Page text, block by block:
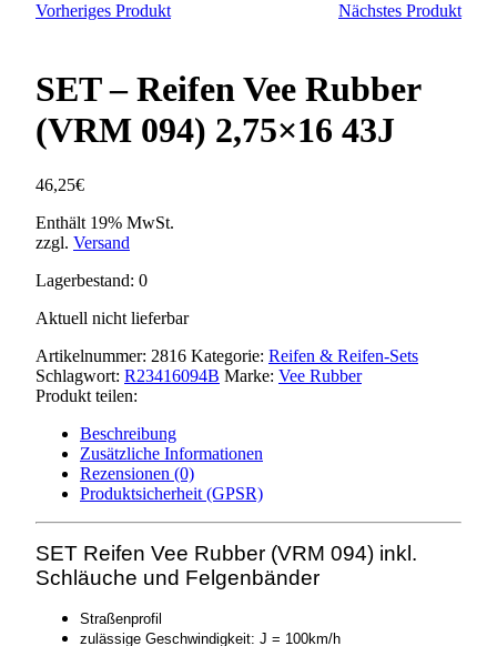
Vorheriges Produkt
Nächstes Produkt
SET – Reifen Vee Rubber
(VRM 094) 2,75×16 43J
46,25€
Enthält 19% MwSt.
zzgl. Versand
Lagerbestand: 0
Aktuell nicht lieferbar
Artikelnummer: 2816 Kategorie: Reifen & Reifen-Sets
Schlagwort: R23416094B Marke: Vee Rubber
Produkt teilen:
Beschreibung
Zusätzliche Informationen
Rezensionen (0)
Produktsicherheit (GPSR)
SET Reifen Vee Rubber (VRM 094) inkl.
Schläuche und Felgenbänder
Straßenprofil
zulässige Geschwindigkeit: J = 100km/h